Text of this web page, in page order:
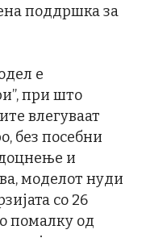
поддршка за
е
при што
влегуваат
без посебни
и
моделот нуди
со 26
помалку од